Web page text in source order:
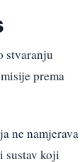
stvaranju
prema
ne namjerava
sustav koji